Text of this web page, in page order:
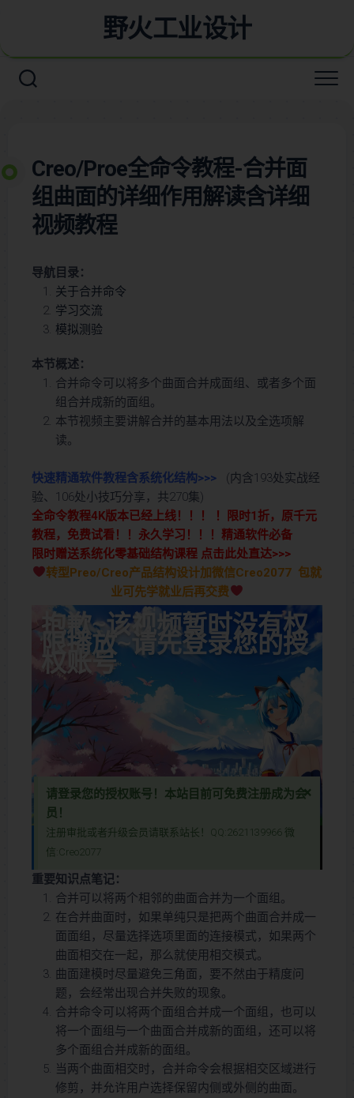
野火工业设计
Creo/Proe全命令教程-合并面
组曲面的详细作用解读含详细
视频教程
导航目录：
关于合并命令
学习交流
模拟测验
本节概述：
合并命令可以将多个曲面合并成面组、或者多个面
组合并成新的面组。
本节视频主要讲解合并的基本用法以及全选项解
读。
快速精通软件教程含系统化结构>>> (内含193处实战经
验、106处小技巧分享，共270集)
全命令教程4K版本已经上线！！！ ！限时1折，原千元
教程，免费试看！！永久学习！！！精通软件必备
限时赠送系统化零基础结构课程 点击此处直达>>>
转型Preo/Creo产品结构设计加微信Creo2077 包就
业可先学就业后再交费
请登录您的授权账号！本站目前可免费注册成为会
员！
注册审批或者升级会员请联系站长！QQ:2621139966 微
信:Creo2077
×
抱歉~该视频暂时没有权
限播放~请先登录您的授
权账号
本视频教程含图文详细讲解了Creo软件中“合并”命令的使用方法，帮助
用户轻松掌握合并面组与曲面以及多个面组之间的合并技巧。教程详细
解释了合并命令在不同版本中的位置，并通过实例演示了合并时“相交”
和“链接”两种模式的区别与适用场景。视频强调了根据曲面之间的关系
选择合适的合并模式的重要性，以确保获得正确的合并结果。无论您是
Creo初学者还是希望提升曲面设计效率的专业人士，本视频都能为您提
供实用指导，助您轻松掌握合并命令，优化设计与建模流程！
抱歉~该视频暂时没有权限播放~请先登录您的授权账号
重要知识点笔记：
合并可以将两个相邻的曲面合并为一个面组。
在合并曲面时，如果单纯只是把两个曲面合并成一
面面组，尽量选择选项里面的连接模式，如果两个
曲面相交在一起，那么就使用相交模式。
曲面建模时尽量避免三角面，要不然由于精度问
题，会经常出现合并失败的现象。
合并命令可以将两个面组合并成一个面组，也可以
将一个面组与一个曲面合并成新的面组，还可以将
多个面组合并成新的面组。
当两个曲面相交时，合并命令会根据相交区域进行
修剪，并允许用户选择保留内侧或外侧的曲面。